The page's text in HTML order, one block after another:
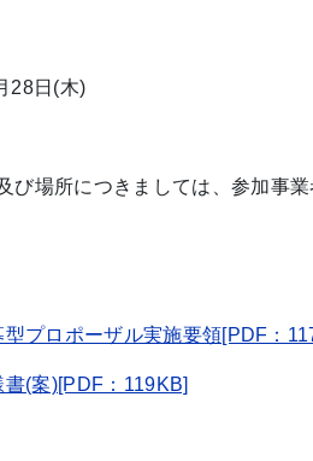
28日(木)
場所につきましては、参加事
プロポーザル実施要領[PDF：
(案)[PDF：119KB]